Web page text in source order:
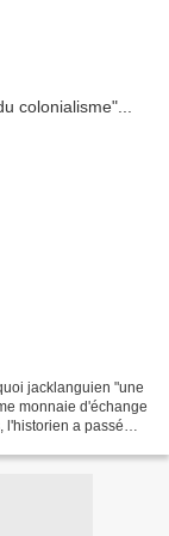
jacklanguien "une
monnaie d'échange
l'historien a passé